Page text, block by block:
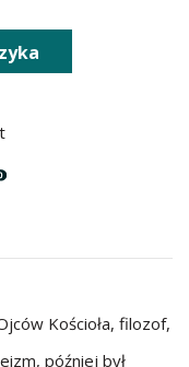
Kościoła, filozof,
później był